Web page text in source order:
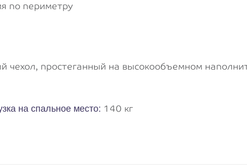
по периметру
чехол, простеганный на высокообъемном
на спальное место: 140 кг